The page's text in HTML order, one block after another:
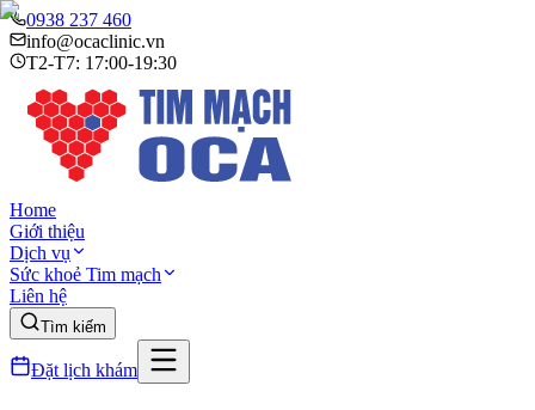
0938 237 460
info@ocaclinic.vn
T2-T7: 17:00-19:30
Home
Giới thiệu
Dịch vụ
Sức khoẻ Tim mạch
Liên hệ
Tìm kiếm
Đặt lịch khám